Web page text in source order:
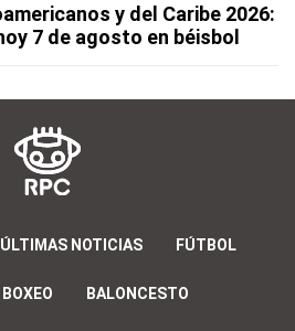
y del Caribe 2026:
7 de agosto en béisbol
ÚLTIMAS NOTICIAS FÚTBOL
BOXEO BALONCESTO